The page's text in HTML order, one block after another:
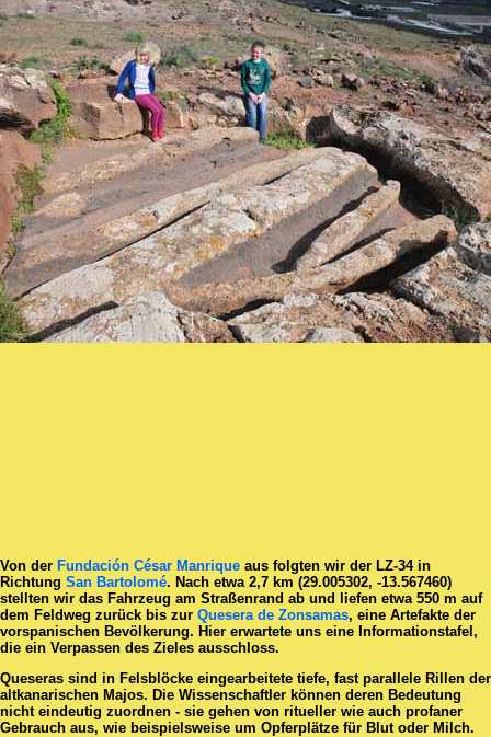
Von der Fundación César Manrique aus folgten wir der LZ-34 in
Richtung San Bartolomé. Nach etwa 2,7 km (29.005302, -13.567460)
stellten wir das Fahrzeug am Straßenrand ab und liefen etwa 550 m auf
dem Feldweg zurück bis zur Quesera de Zonsamas, eine Artefakte der
vorspanischen Bevölkerung. Hier erwartete uns eine Informationstafel,
die ein Verpassen des Zieles ausschloss.
Queseras sind in Felsblöcke eingearbeitete tiefe, fast parallele Rillen der
altkanarischen Majos. Die Wissenschaftler können deren Bedeutung
nicht eindeutig zuordnen - sie gehen von ritueller wie auch profaner
Gebrauch aus, wie beispielsweise um Opferplätze für Blut oder Milch.